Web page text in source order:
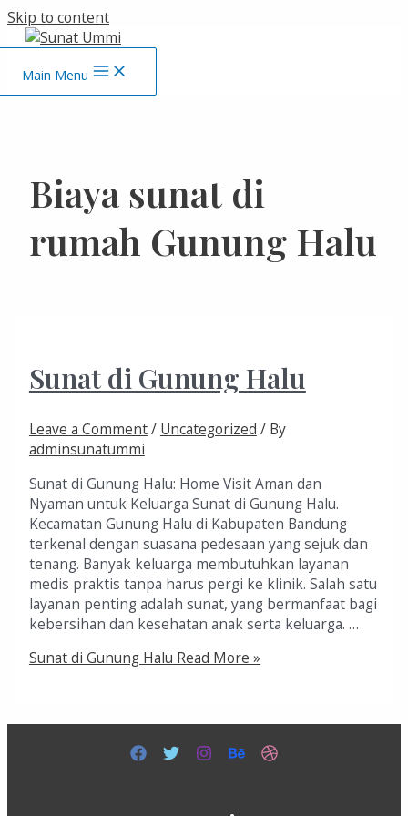
Skip to content
Main Menu
Biaya sunat di
rumah Gunung Halu
Sunat di Gunung Halu
Leave a Comment/ Uncategorized / By
adminsunatummi
Sunat di Gunung Halu: Home Visit Aman dan
Nyaman untuk Keluarga Sunat di Gunung Halu.
Kecamatan Gunung Halu di Kabupaten Bandung
terkenal dengan suasana pedesaan yang sejuk dan
tenang. Banyak keluarga membutuhkan layanan
medis praktis tanpa harus pergi ke klinik. Salah satu
layanan penting adalah sunat, yang bermanfaat bagi
kebersihan dan kesehatan anak serta keluarga. …
Sunat di Gunung Halu Read More »